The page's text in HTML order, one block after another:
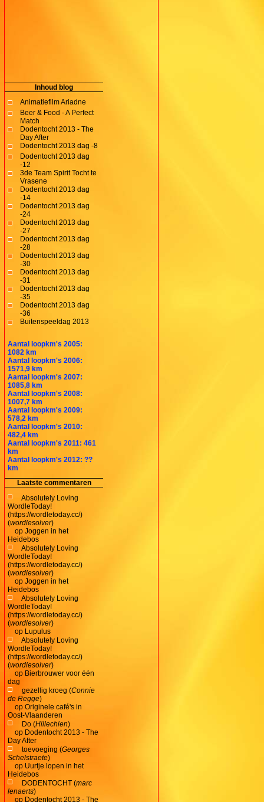
Inhoud blog
Animatiefilm Ariadne
Beer & Food - A Perfect
Match
Dodentocht 2013 - The
Day After
Dodentocht 2013 dag -8
Dodentocht 2013 dag
-12
3de Team Spirit Tocht te
Vrasene
Dodentocht 2013 dag
-14
Dodentocht 2013 dag
-24
Dodentocht 2013 dag
-27
Dodentocht 2013 dag
-28
Dodentocht 2013 dag
-30
Dodentocht 2013 dag
-31
Dodentocht 2013 dag
-35
Dodentocht 2013 dag
-36
Buitenspeeldag 2013
Aantal loopkm's 2005:
1082 km
Aantal loopkm's 2006:
1571,9 km
Aantal loopkm's 2007:
1085,8 km
Aantal loopkm's 2008:
1007,7 km
Aantal loopkm's 2009:
578,2 km
Aantal loopkm's 2010:
482,4 km
Aantal loopkm's 2011: 461
km
Aantal loopkm's 2012: ??
km
Laatste commentaren
Absolutely Loving
WordleToday!
(https://wordletoday.cc/)
(wordlesolver)
op Joggen in het
Heidebos
Absolutely Loving
WordleToday!
(https://wordletoday.cc/)
(wordlesolver)
op Joggen in het
Heidebos
Absolutely Loving
WordleToday!
(https://wordletoday.cc/)
(wordlesolver)
op Lupulus
Absolutely Loving
WordleToday!
(https://wordletoday.cc/)
(wordlesolver)
op Bierbrouwer voor één
dag
gezellig kroeg (Connie
de Regge)
op Originele café's in
Oost-Vlaanderen
Do (Hillechien)
op Dodentocht 2013 - The
Day After
toevoeging (Georges
Schelstraete)
op Uurtje lopen in het
Heidebos
DODENTOCHT (marc
lenaerts)
op Dodentocht 2013 - The